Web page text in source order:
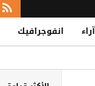
آراء انفوجرافيك